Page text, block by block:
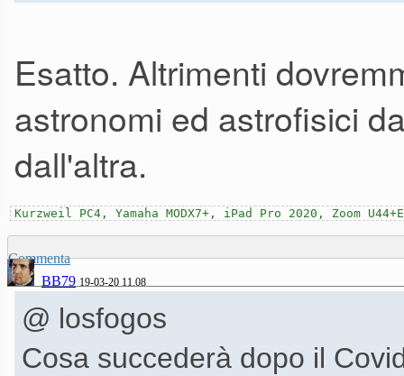
Esatto. Altrimenti
astronomi ed astrofisici
dall'altra.
Kurzweil PC4, Yamaha MODX7+, iPad Pro 2020, Zoom
Commenta
BB79 19-03-20 11.08
@ losfogos
Cosa succederà dopo il